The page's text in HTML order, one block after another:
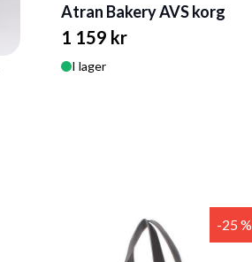
Atran Bakery AVS korg
1 159 kr
I lager
-25 %